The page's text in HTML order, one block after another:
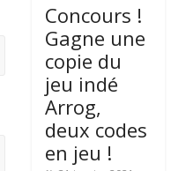
Concours !
Gagne une
copie du
jeu indé
Arrog,
deux codes
en jeu !